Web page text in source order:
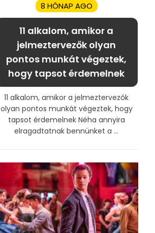
8 HÓNAP AGO
11 alkalom, amikor a
jelmeztervezők olyan
pontos munkát végeztek,
hogy tapsot érdemelnek
11 alkalom, amikor a jelmeztervezők
olyan pontos munkát végeztek, hogy
tapsot érdemelnek Néha annyira
elragadtatnak bennünket a ...